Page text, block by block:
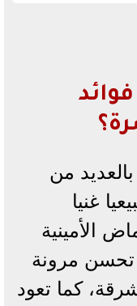
من
غنيا
الأمينية
تحسن مرونة
كما تعود